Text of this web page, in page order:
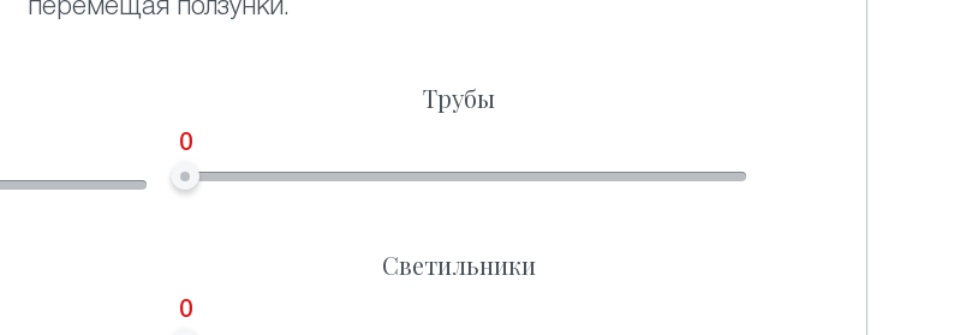
перемещая ползунки.
Трубы
0
Светильники
0